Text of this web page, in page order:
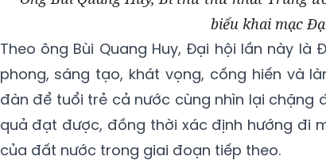
biểu khai mạc
Theo ông Bùi Quang Huy, Đại hội lần này là
phong, sáng tạo, khát vọng, cống hiến và
đàn để tuổi trẻ cả nước cùng nhìn lại chặng
quả đạt được, đồng thời xác định hướng đi
của đất nước trong giai đoạn tiếp theo.